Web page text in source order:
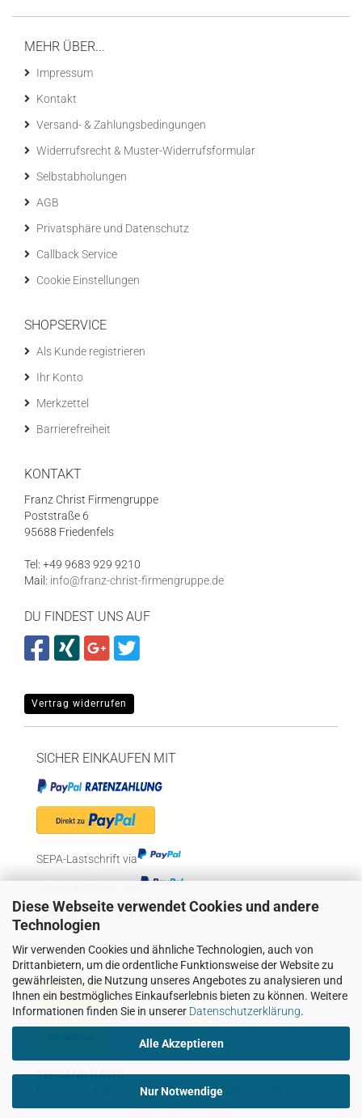
Diese Webseite verwendet Cookies und andere
Technologien
Wir verwenden Cookies und ähnliche Technologien, auch von
Drittanbietern, um die ordentliche Funktionsweise der Website zu
gewährleisten, die Nutzung unseres Angebotes zu analysieren und
Ihnen ein bestmögliches Einkaufserlebnis bieten zu können. Weitere
Informationen finden Sie in unserer Datenschutzerklärung.
Alle Akzeptieren
Nur Notwendige
MEHR ÜBER...
Impressum
Kontakt
Versand- & Zahlungsbedingungen
Widerrufsrecht & Muster-Widerrufsformular
Selbstabholungen
AGB
Privatsphäre und Datenschutz
Callback Service
Cookie Einstellungen
SHOPSERVICE
Als Kunde registrieren
Ihr Konto
Merkzettel
Barrierefreiheit
KONTAKT
Franz Christ Firmengruppe
Poststraße 6
95688 Friedenfels
Tel: +49 9683 929 9210
Mail: info@franz-christ-firmengruppe.de
DU FINDEST UNS AUF
Vertrag widerrufen
SICHER EINKAUFEN MIT
SEPA-Lastschrift via
Kreditkarte via
WIR VERSENDEN MIT
VERSAND NACH:
DEUTSCHLAND, ÖSTERREICH UND IN DIE SCHWEIZ